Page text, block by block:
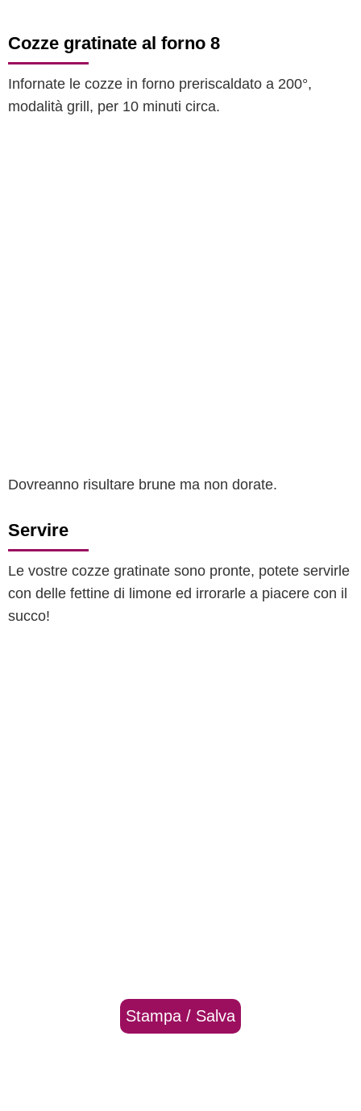
Cozze gratinate al forno 8
Infornate le cozze in forno preriscaldato a 200°,
modalità grill, per 10 minuti circa.
Dovreanno risultare brune ma non dorate.
Servire
Le vostre cozze gratinate sono pronte, potete servirle
con delle fettine di limone ed irrorarle a piacere con il
succo!
Stampa / Salva